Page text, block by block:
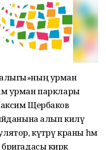
урман
урман парклары
Щербаков
алып килү
күтәрү краны һәм
кирәк